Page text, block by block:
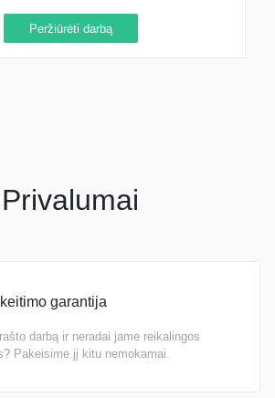
Peržiūrėti darbą
Privalumai
garantija
darbą ir neradai jame reikalingos
Pakeisime jį kitu nemokamai.